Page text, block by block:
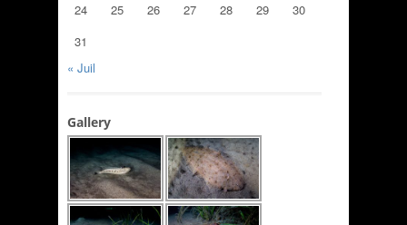
24
25 26 27 28 29
30
31
« Juil
Gallery